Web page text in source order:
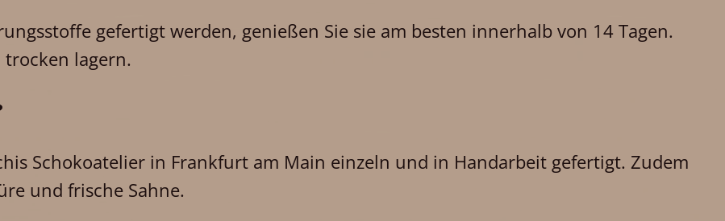
gefertigt werden, genießen Sie sie am besten innerhalb von 14 Tagen.
lagern.
Schokoatelier in Frankfurt am Main einzeln und in Handarbeit gefertigt. Zudem
und frische Sahne.